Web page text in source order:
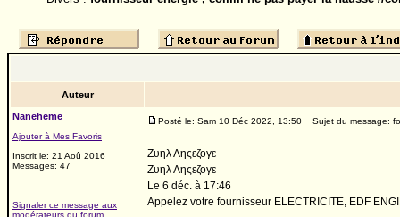
Auteur
Naneheme
Ajouter à Mes Favoris
Inscrit le: 21 Aoû 2016
Messages: 47
Signaler ce message aux
modérateurs du forum
Posté le: Sam 10 Déc 2022, 13:50 Sujet du message:
Ζυηλ Ληςεζογε
Ζυηλ Ληςεζογε
Le 6 déc. à 17:46
Appelez votre fournisseur ELECTRICITE, EDF